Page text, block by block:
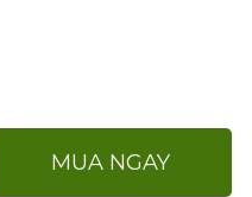
số lượng
MUA NGAY